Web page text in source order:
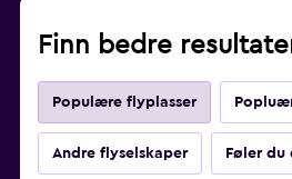
Finn bedre
Populære flyplasser
Andre flyselskaper Føler